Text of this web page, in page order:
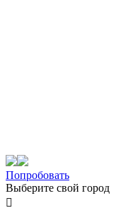
Попробовать
Выберите свой город
